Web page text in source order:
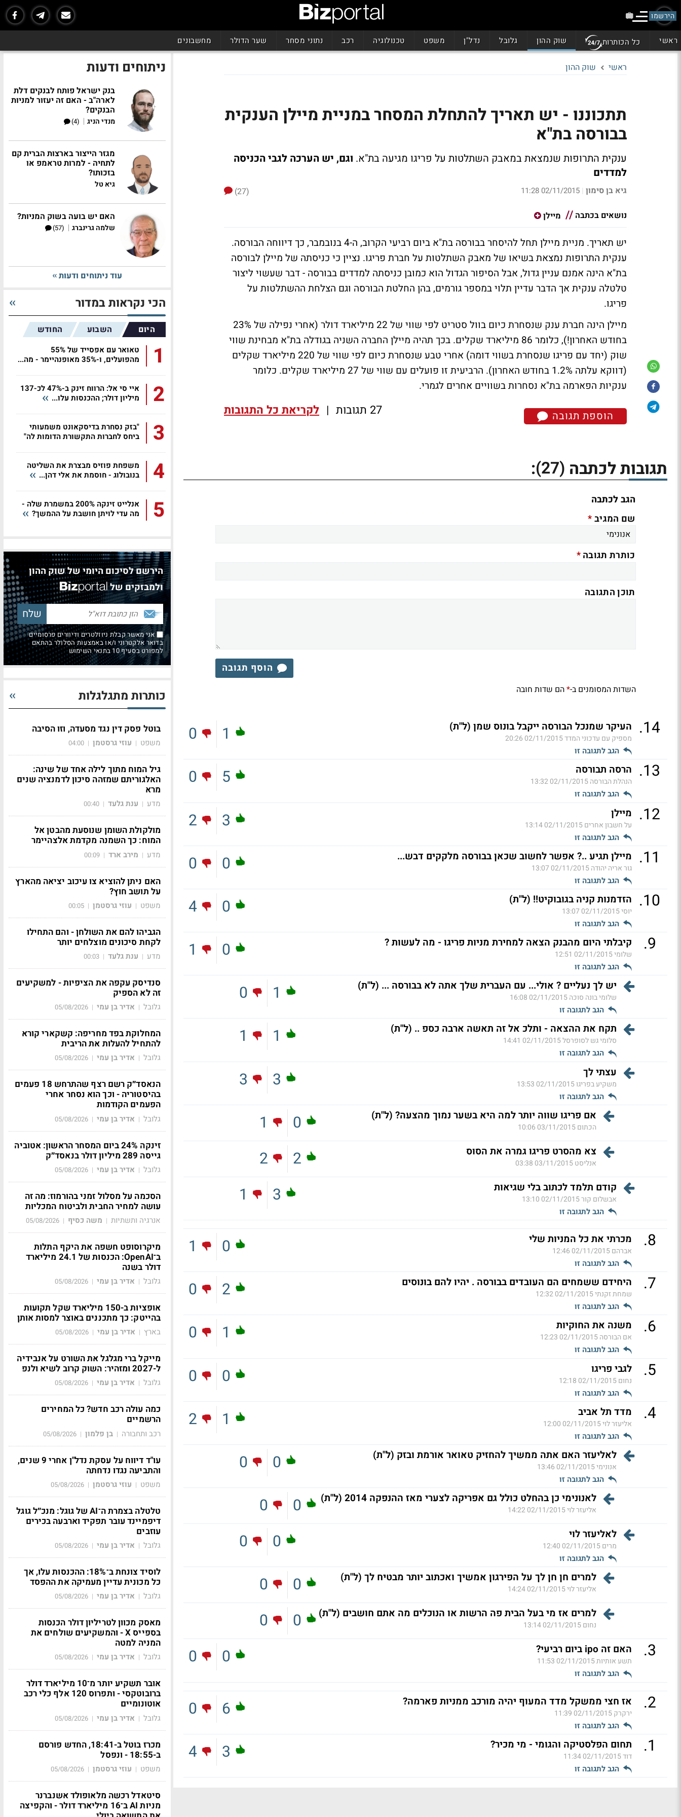
הירשמו
ראשי כל הכותרות שוק ההון גלובל נדל"ן משפט טכנולוגיה רכב נתוני מסחר שער הדולר מחשבונים
ראשי שוק ההון
תתכוננו - יש תאריך להתחלת המסחר במניית מיילן הענקית
בבורסה בת"א
ענקית התרופות שנמצאת במאבק השתלטות על פריגו מגיעה בת"א. וגם, יש הערכה לגבי הכניסה
למדדים
גיא בן סימון |
02/11/2015 11:28
(27)
נושאים בכתבה
מיילן
יש תאריך. מניית מיילן תחל להיסחר בבורסה בת"א ביום רביעי הקרוב, ה-4 בנובמבר, כך דיווחה הבורסה.
ענקית התרופות נמצאת בשיאו של מאבק השתלטות על חברת פריגו. נציין כי כניסתה של מיילן לבורסה
בת"א הינה אמנם עניין גדול, אבל הסיפור הגדול הוא כמובן כניסתה למדדים בבורסה - דבר שעשוי ליצור
טלטלה ענקית אך הדבר עדיין תלוי במספר גורמים, בהן החלטת הבורסה וגם הצלחת ההשתלטות על
פריגו.
מיילן הינה חברת ענק שנסחרת כיום בוול סטריט לפי שווי של 22 מיליארד דולר (אחרי נפילה של 23%
בחודש האחרון!), כלומר 86 מיליארד שקלים. בכך תהיה מיילן החברה השניה בגודלה בת"א מבחינת שווי
שוק (יחד עם פריגו שנסחרת בשווי דומה) אחרי טבע שנסחרת כיום לפי שווי של 220 מיליארד שקלים
(דווקא עלתה 1.2% בחודש האחרון). הרביעית זו פועלים עם שווי של 27 מיליארד שקלים. כלומר
ענקיות הפארמה בת"א נסחרות בשוויים אחרים לגמרי.
הוספת תגובה 27 תגובות | לקריאת כל התגובות
תגובות לכתבה (27)
:
הגב לכתבה
שם המגיב*
כותרת תגובה*
תוכן התגובה
הוסף תגובה
השדות המסומנים ב-*הם שדות חובה
14
. העיקר שמנכל הבורסה ייקבל בונוס שמן (ל"ת)
מספיק עם עדכוני המדד02/11/2015 20:26
הגב לתגובה זו
1
0
13
. הרסה תבורסה
הנהלת הבורסה02/11/2015 13:32
הגב לתגובה זו
5
0
12
. מיילן
על חשבון אחרים02/11/2015 13:14
הגב לתגובה זו
3
2
11
. מיילן תגיע ..? אפשר לחשוב שכאן בבורסה מלקקים דבש...
גור אריה יהודה02/11/2015 13:07
הגב לתגובה זו
0
0
10
. הזדמנות קניה בגובוקיט!! (ל"ת)
יוסי02/11/2015 13:07
הגב לתגובה זו
0
4
9
. קיבלתי היום מהבנק הצאה למחירת מניות פריגו - מה לעשות ?
שלומי02/11/2015 12:51
הגב לתגובה זו
0
1
יש לך נעליים ? אולי... עם העברית שלך אתה לא בבורסה ... (ל"ת)
שלומי בונה סוכה02/11/2015 16:08
הגב לתגובה זו
1
0
תקח את ההצאה - ותלכ אל זה תאשה ארבה כספ .. (ל"ת)
סלומי גש לסופרסל02/11/2015 14:41
הגב לתגובה זו
1
1
עצתי לך
משקיע בפריגו02/11/2015 13:53
הגב לתגובה זו
3
3
אם פריגו שווה יותר למה היא בשער נמוך מהצעה? (ל"ת)
הכתום03/11/2015 10:06
0
1
צא מהסרט פריגו גמרה את הסוס
אנליסט03/11/2015 03:38
2
2
קודם תלמד לכתוב בלי שגיאות
אבשלום קור02/11/2015 13:10
הגב לתגובה זו
3
1
8
. מכרתי את כל המניות שלי
אברהם02/11/2015 12:46
הגב לתגובה זו
0
1
7
. היחידם ששמחים הם העובדים בבורסה . יהיו להם בונוסים
שמחת זקנתי02/11/2015 12:32
הגב לתגובה זו
2
0
6
. משנה את החוקיות
אם הבורסה02/11/2015 12:23
הגב לתגובה זו
1
0
5
. לגבי פריגו
נחום02/11/2015 12:18
הגב לתגובה זו
0
0
4
. מדד תל אביב
אליעזר לוי02/11/2015 12:00
הגב לתגובה זו
1
2
לאליעזר האם אתה ממשיך להחזיק טאואר אורמת ובזק (ל"ת)
אנונימי02/11/2015 13:46
הגב לתגובה זו
0
0
לאנונימי כן בהחלט כולל גם אפריקה לצערי מאז ההנפקה 2014 (ל"ת)
אליעזר לוי02/11/2015 14:22
0
0
לאליעזר לוי
מרים02/11/2015 12:40
הגב לתגובה זו
0
0
למרים חן חן לך על הפירגון אמשיך ואכתוב יותר מבטיח לך (ל"ת)
אליעזר לוי02/11/2015 14:24
0
0
למרים אז מי בעל הבית פה הרשות או הנוכלים מה אתם חושבים (ל"ת)
נחום02/11/2015 13:14
0
0
3
. האם זה ipo ביום רביעי?
תשע אותיות02/11/2015 11:53
הגב לתגובה זו
0
0
2
. אז חצי ממשקל מדד המעוף יהיה מורכב ממניות פארמה?
ירקרק02/11/2015 11:39
הגב לתגובה זו
6
0
1
. תחום הפלסטיקה והגומי - מי מכיר?
דוד02/11/2015 11:34
הגב לתגובה זו
3
4
ניתוחים ודעות
בנק ישראל פותח לבנקים דלת
לארה"ב - האם זה יעזור למניות
הבנקים?
מנדי הניג |
(4)
מגזר הייצור בארצות הברית קם
לתחיה - למרות טראמפ או
בזכותו?
גיא טל
האם יש בועה בשוק המניות?
שלמה גרינברג |
(57)
עוד ניתוחים ודעות
הכי נקראות במדור
היום השבוע החודש
1
טאואר עם אפסייד של 55%
מהפועלים, ו-35% מאופנהיימר - מה...
2
איי סי אל: הרווח זינק ב-47% לכ-137
מיליון דולר; ההכנסות עלו...
3
"בזק נסחרת בדיסקאונט משמעותי
ביחס לחברות התקשורת הדומות לה"
4
משפחת פוזיס מבצרת את השליטה
בנובולוג - חוסמת את אלי דהן...
5
אנלייט זינקה 200% במשמרת שלה -
מה עדי לויתן חושבת על ההמשך?
הירשם לסיכום היומי של שוק ההון
ולמבזקים של
אני מאשר קבלת ניוזלטרים ודיוורים פרסומיים
בדואר אלקטרוני ו/או באמצעות הסלולר בהתאם
למפורט בסעיף 10 בתנאי השימוש
כותרות מתגלגלות
בוטל פסק דין נגד מסעדה, וזו הסיבה
משפט | עוזי גרסטמן |
04:00
גיל המוח מתוך לילה אחד של שינה:
האלגוריתם שמזהה סיכון לדמנציה שנים
מרא
מדע | ענת גלעד |
00:40
מולקולת השומן שנוסעת מהבטן אל
המוח: כך השמנה מקדמת אלצהיימר
מדע | מירב ארד |
00:09
האם ניתן להוציא צו עיכוב יציאה מהארץ
על תושב חוץ?
משפט | עוזי גרסטמן |
00:05
הגביהו להם את השולחן - והם התחילו
לקחת סיכונים מוצלחים יותר
מדע | ענת גלעד |
00:03
סנדיסק עקפה את הציפיות - למשקיעים
זה לא הספיק
גלובל | אדיר בן עמי |
05/08/2026
המחלוקת בפד מחריפה: קשקארי קורא
להתחיל להעלות את הריבית
גלובל | אדיר בן עמי |
05/08/2026
הנאסד״ק רשם רצף שהתרחש 18 פעמים
בהיסטוריה - וכך הוא נסחר אחרי
הפעמים הקודמות
גלובל | אדיר בן עמי |
05/08/2026
זינקה 24% ביום המסחר הראשון: אטוביה
גייסה 289 מיליון דולר בנאסד״ק
גלובל | אדיר בן עמי |
05/08/2026
הסכמה על מסלול זמני בהורמוז: מה זה
עושה למחיר החבית ולביטוח המכליות
אנרגיה ותשתיות | משה כסיף |
05/08/2026
מיקרוסופט חשפה את היקף התלות
ב־OpenAI: הכנסות של 24.1 מיליארד
דולר בשנה
גלובל | אדיר בן עמי |
05/08/2026
אופציות ב-150 מיליארד שקל תקועות
בהייטק: כך מתכננים באוצר למסות אותן
בארץ | אדיר בן עמי |
05/08/2026
מייקל ברי מגלגל את השורט על אנבידיה
ל-2027 ומזהיר: השוק קרוב לשיא ולנפ
גלובל | אדיר בן עמי |
05/08/2026
כמה עולה רכב חדש? כל המחירים
הרשמיים
רכב ותחבורה | בן פלמון |
05/08/2026
עו"ד דיווח על עסקת נדל"ן אחרי 9 שנים,
והתביעה נגדו נדחתה
משפט | עוזי גרסטמן |
05/08/2026
טלטלה בצמרת ה־AI של גוגל: מנכ״ל גוגל
דיפמיינד עובר תפקיד וארבעה בכירים
עוזבים
גלובל | אדיר בן עמי |
05/08/2026
לוסיד צונחת ב־18%: ההכנסות עלו, אך
כל מכונית עדיין מעמיקה את ההפסד
גלובל | אדיר בן עמי |
05/08/2026
מאסק מכוון לטריליון דולר הכנסות
בספייס X - והמשקיעים שולחים את
המניה למטה
גלובל | אדיר בן עמי |
05/08/2026
אובר תשקיע יותר מ־10 מיליארד דולר
ברובוטקסי - ותפרוס 120 אלף כלי רכב
אוטונומיים
גלובל | אדיר בן עמי |
05/08/2026
מכרז בוטל ב-18:41, החדש פורסם
ב-18:55 - ונפסל
משפט | עוזי גרסטמן |
05/08/2026
סיטאדל רכשה מלאופולד אשנברנר
מניות AI ב־16 מיליארד דולר - והקפיצה